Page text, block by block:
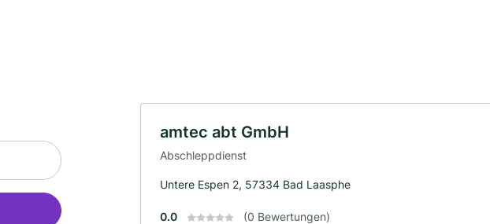
amtec abt GmbH
Abschleppdienst
Untere Espen 2, 57334 Bad Laasphe
0.0 (0 Bewertungen)